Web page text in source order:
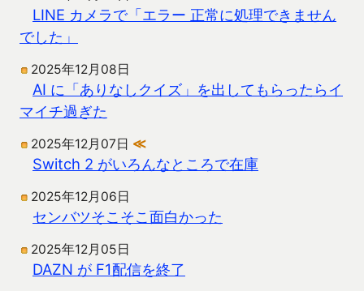
LINE カメラで「エラー 正常に処理できません
でした」
2025年12月08日
AI に「ありなしクイズ」を出してもらったらイ
マイチ過ぎた
2025年12月07日 ≪
Switch 2 がいろんなところで在庫
2025年12月06日
センバツそこそこ面白かった
2025年12月05日
DAZN が F1配信を終了